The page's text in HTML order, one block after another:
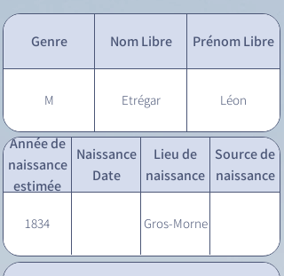
Genre Nom Libre Prénom Libre
M Etrégar Léon
Année de
naissance
estimée
Naissance
Date
Lieu de
naissance
Source de
naissance
1834 Gros-Morne